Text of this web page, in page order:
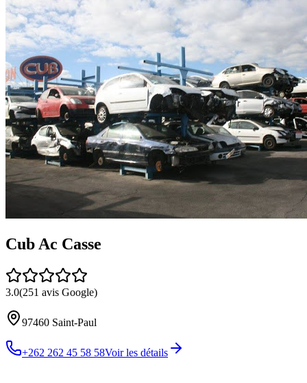
Cub Ac Casse
3.0(251 avis Google)
97460 Saint-Paul
+262 262 45 58 58Voir les détails